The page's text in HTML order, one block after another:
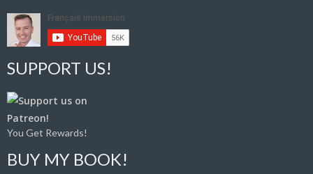
SUPPORT US!
You Get Rewards!
BUY MY BOOK!